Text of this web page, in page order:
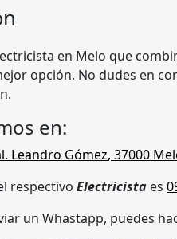
en Melo que
opción. No dudes en
en:
Leandro Gómez, 37000
respectivo Electricista es
un Whastapp, puedes